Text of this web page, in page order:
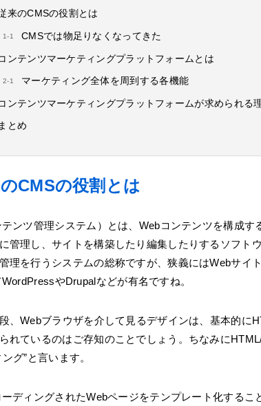
来のCMSの役割とは
CMSでは物足りなくなってきた
ンテンツマーケティングプラットフォームとは
マーケティング全体を周到する各機能
ンテンツマーケティングプラットフォームが求められる
とめ
CMSの役割とは
ンツ管理システム）とは、Webコンテンツを構成す
管理し、サイトを構築したり編集したりするソフト
理を行うシステムの総称ですが、狭義にはWebサイ
やDrupalなどが有名ですね。
、Webブラウザを介して見るデザインは、基本的に
れているのはご存知のことでしょう。ちなみに
グ”と言います。
ディングされたWebページをテンプレート化するこ